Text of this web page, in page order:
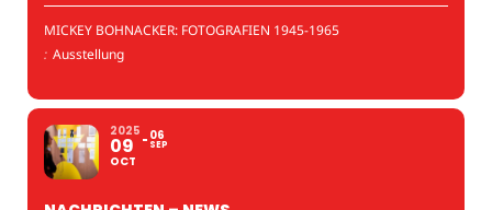
MICKEY BOHNACKER: FOTOGRAFIEN 1945-1965
: Ausstellung
2025
09
OCT
06
SEP